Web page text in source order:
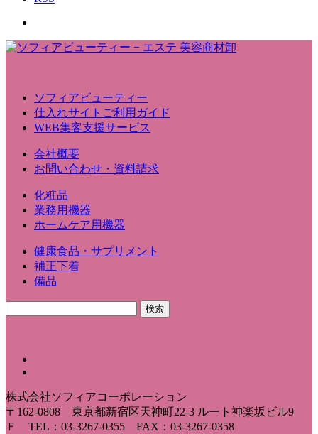
ソフィアビューティー
仕入れサイトご利用ガイド
WEB集客支援サービス
会社概要
お問い合わせ・資料請求
化粧品
業務用機器
ホームケア用機器
健康食品・サプリメント
補正下着
備品
株式会社ソフィアコーポレーション
〒162-0808 東京都新宿区天神町22-3 ルート神楽坂ビル9
Ｆ TEL：03-3267-0355 FAX：03-3267-0358